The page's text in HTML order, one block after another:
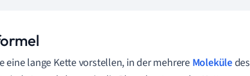
eine lange Kette vorstellen, in der mehrere Moleküledes